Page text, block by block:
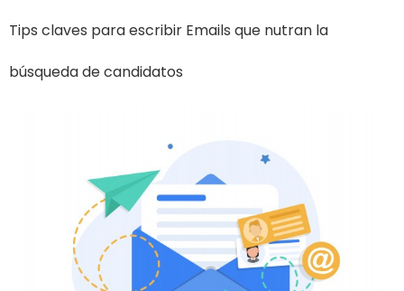
Tips claves para escribir Emails que nutran la
búsqueda de candidatos